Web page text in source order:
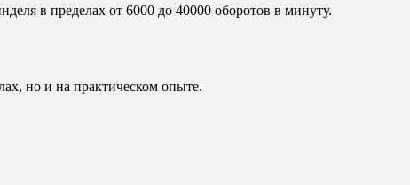
в пределах от 6000 до 40000 оборотов в минуту.
но и на практическом опыте.